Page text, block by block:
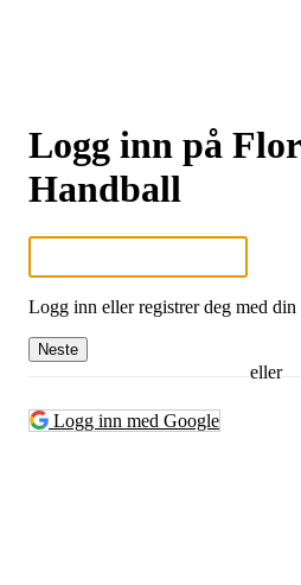
Logg inn på
Handball
Logg inn eller registrer deg med din
Neste
eller
Logg inn med Google